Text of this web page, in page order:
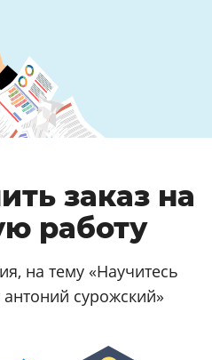
заказ на
работу
на тему «Научитесь
сурожский»